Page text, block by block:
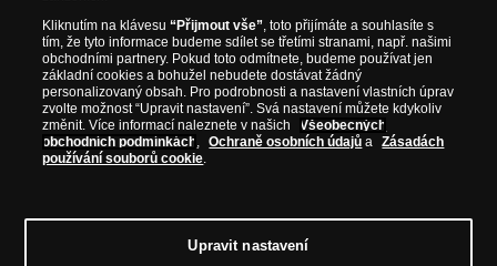
© Copyright 2026 - Národní Pokladnice, s. r. o.; Karolinská 661/4, 186
00 Praha 8; Tel.: 810 100 500E-mail: info@narodnipokladnice.cz,
Kliknutím na klávesu“Přijmout vše”, toto přijímáte a souhlasíte s
tím, že tyto informace budeme sdílet se třetími stranami, např. našimi
obchodními partnery. Pokud toto odmítnete, budeme používat jen
základní cookies a bohužel nebudete dostávat žádný
personalizovaný obsah. Pro podrobnosti a nastavení vlastních úprav
zvolte možnost “Upravit nastavení”. Svá nastavení můžete kdykoliv
změnit. Více informací naleznete v našich
Všeobecných
obchodních podmínkách , Ochraně osobních údajů a
Zásadách
používání souborů cookie.
Upravit nastavení